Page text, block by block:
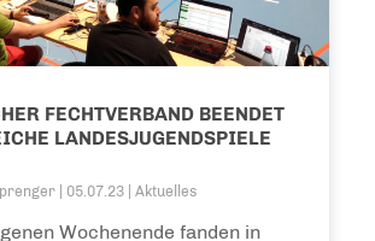
FECHTVERBAND BEENDET
LANDESJUGENDSPIELE
05.07.23 |Aktuelles
Wochenende fanden in